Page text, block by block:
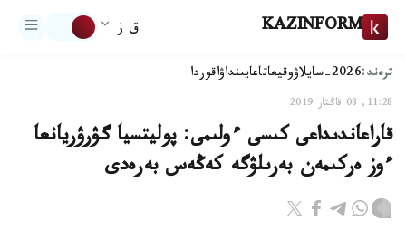
KAZINFORM ق ز
ترەند:2026-سايلاۋ وقيعاتاعايىنداۋاقوردا
11:28, 08 قاڭتار 2019
قاراعاندىداعى كىسى ءولىمى: پوليتسيا گۋرۋريانعا
ءوز ەركىمەن بەرىلۋگە كەڭەس بەرەدى